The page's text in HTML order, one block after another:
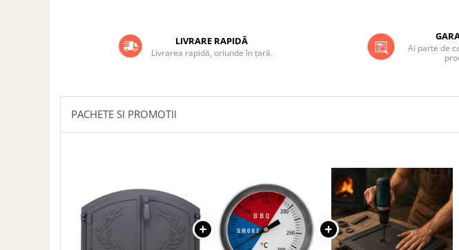
Vase pentru gătit din fontă
REDUCERI VASE DIN FONTĂ
ACCESORII PENTRU GATIT
COPERTINE ȘI PRELATE
Prelată impermeabilă din
polietilenă cu inele
LIVRARE RAPIDĂ
Livrarea rapidă, oriunde în țară.
Ai parte de
PACHETE SI PROMOTII